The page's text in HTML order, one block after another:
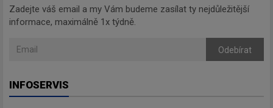
Zadejte váš email a my Vám budeme zasílat ty nejdůležitější
informace, maximálně 1x týdně.
Odebírat
INFOSERVIS